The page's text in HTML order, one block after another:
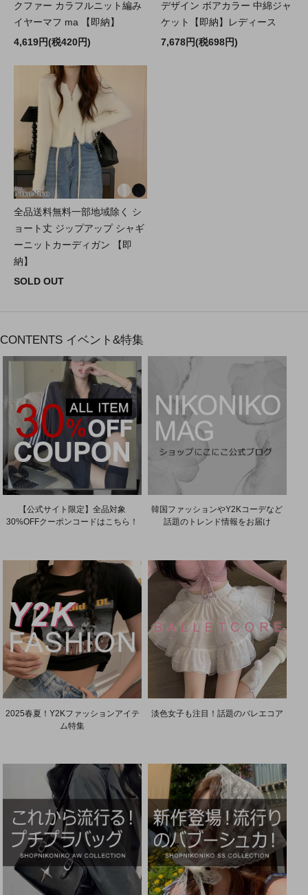
クファー カラフルニット編み
イヤーマフ ma 【即納】
4,619円(税420円)
デザイン ボアカラー 中綿ジャ
ケット【即納】レディース
7,678円(税698円)
全品送料無料一部地域除く シ
ョート丈 ジップアップ シャギ
ーニットカーディガン 【即
納】
SOLD OUT
CONTENTS イベント&特集
【公式サイト限定】全品対象
30%OFFクーポンコードはこちら！
韓国ファッションやY2Kコーデなど
話題のトレンド情報をお届け
2025春夏！Y2Kファッションアイテ
ム特集
淡色女子も注目！話題のバレエコア